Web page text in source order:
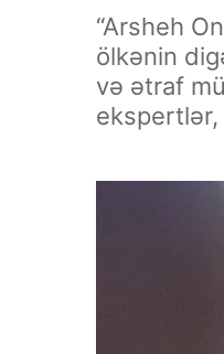
“Arsheh
ölkənin
və ətraf
ekspertlər,